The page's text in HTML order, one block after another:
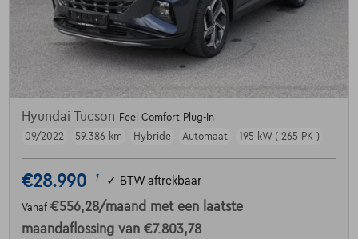
Hyundai Tucson Feel Comfort Plug-In
09/2022
59.386 km Hybride Automaat 195 kW ( 265 PK )
€28.990 1 ✓ BTW aftrekbaar
Vanaf €556,28/maand met een laatste
maandaflossing van €7.803,78